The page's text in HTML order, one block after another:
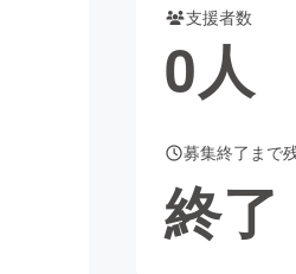
ビューティー・ヘルスケア
支援者数
0人
募集終了まで
終了